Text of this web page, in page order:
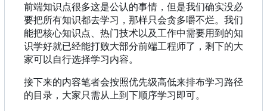
前端知识点很多这是公认的事情，但是我们确实没必
要把所有知识都去学习，那样只会贪多嚼不烂。我们
能把核心知识点、热门技术以及工作中需要用到的知
识学好就已经能打败大部分前端工程师了，剩下的大
家可以自行选择学习内容。
接下来的内容笔者会按照优先级高低来排布学习路径
的目录，大家只需从上到下顺序学习即可。